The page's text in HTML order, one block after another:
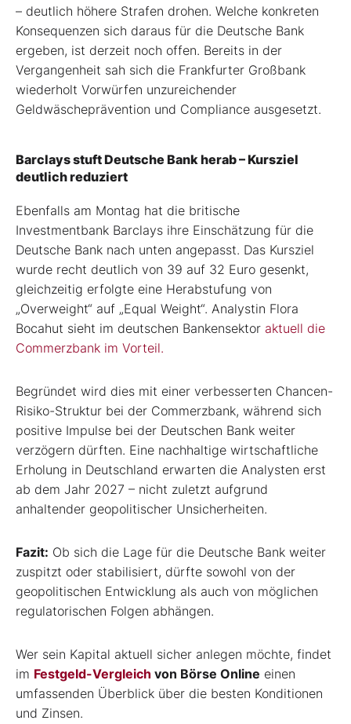
– deutlich höhere Strafen drohen. Welche konkreten
Konsequenzen sich daraus für die Deutsche Bank
ergeben, ist derzeit noch offen. Bereits in der
Vergangenheit sah sich die Frankfurter Großbank
wiederholt Vorwürfen unzureichender
Geldwäscheprävention und Compliance ausgesetzt.
Barclays stuft Deutsche Bank herab – Kursziel
deutlich reduziert
Ebenfalls am Montag hat die britische
Investmentbank Barclays ihre Einschätzung für die
Deutsche Bank nach unten angepasst. Das Kursziel
wurde recht deutlich von 39 auf 32 Euro gesenkt,
gleichzeitig erfolgte eine Herabstufung von
„Overweight“ auf „Equal Weight“. Analystin Flora
Bocahut sieht im deutschen Bankensektor aktuell die
Commerzbank im Vorteil.
Begründet wird dies mit einer verbesserten Chancen-
Risiko-Struktur bei der Commerzbank, während sich
positive Impulse bei der Deutschen Bank weiter
verzögern dürften. Eine nachhaltige wirtschaftliche
Erholung in Deutschland erwarten die Analysten erst
ab dem Jahr 2027 – nicht zuletzt aufgrund
anhaltender geopolitischer Unsicherheiten.
Fazit: Ob sich die Lage für die Deutsche Bank weiter
zuspitzt oder stabilisiert, dürfte sowohl von der
geopolitischen Entwicklung als auch von möglichen
regulatorischen Folgen abhängen.
Wer sein Kapital aktuell sicher anlegen möchte, findet
im Festgeld-Vergleich von Börse Online einen
umfassenden Überblick über die besten Konditionen
und Zinsen.